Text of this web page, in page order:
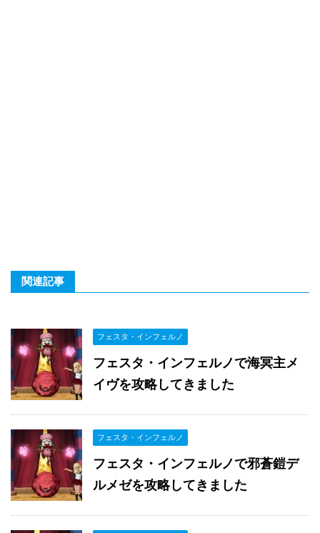
関連記事
フェスタ・インフェルノ
フェスタ・インフェルノで海冥主メ
イヴを攻略してきました
フェスタ・インフェルノ
フェスタ・インフェルノで邪蒼鎧デ
ルメゼを攻略してきました